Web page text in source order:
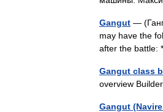
Gangut —
may have the
after the
Gangut class
overview
Gangut